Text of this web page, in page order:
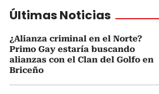
Últimas Noticias
¿Alianza criminal en el Norte?
Primo Gay estaría buscando
alianzas con el Clan del Golfo en
Briceño